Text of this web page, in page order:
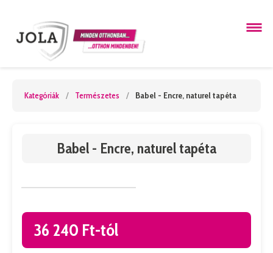
Kategóriák / Természetes / Babel - Encre, naturel tapéta
Babel - Encre, naturel tapéta
36 240 Ft-tól